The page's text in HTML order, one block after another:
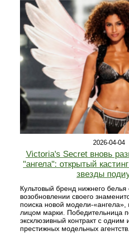
2026-04-04
Victoria's Secret вновь
"ангела": открытый
звезды
Культовый бренд нижнего
возобновлении своего
поиска новой модели-«ангела»,
лицом марки. Победительница
эксклюзивный контракт с одним
престижных модельных агентств.